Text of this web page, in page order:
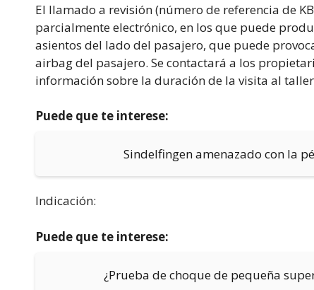
El llamado a revisión (número de referencia de
parcialmente electrónico, en los que puede
asientos del lado del pasajero, que puede
airbag del pasajero. Se contactará a los
información sobre la duración de la visita al
Puede que te interese:
Sindelfingen amenazado con la
Indicación:
Puede que te interese:
¿Prueba de choque de pequeña